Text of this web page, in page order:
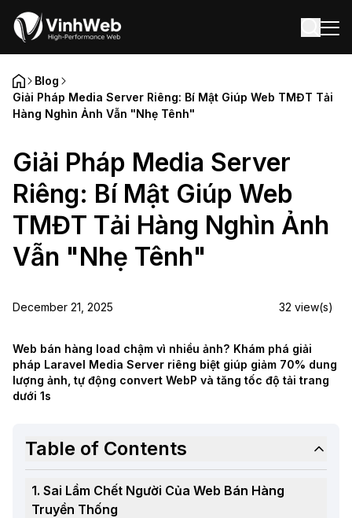
Blog
Giải Pháp Media Server Riêng: Bí Mật Giúp Web TMĐT Tải
Hàng Nghìn Ảnh Vẫn "Nhẹ Tênh"
Giải Pháp Media Server
Riêng: Bí Mật Giúp Web
TMĐT Tải Hàng Nghìn Ảnh
Vẫn "Nhẹ Tênh"
December 21, 2025 32 view(s)
Web bán hàng load chậm vì nhiều ảnh? Khám phá giải
pháp Laravel Media Server riêng biệt giúp giảm 70% dung
lượng ảnh, tự động convert WebP và tăng tốc độ tải trang
dưới 1s
Table of Contents
1. Sai Lầm Chết Người Của Web Bán Hàng
Truyền Thống